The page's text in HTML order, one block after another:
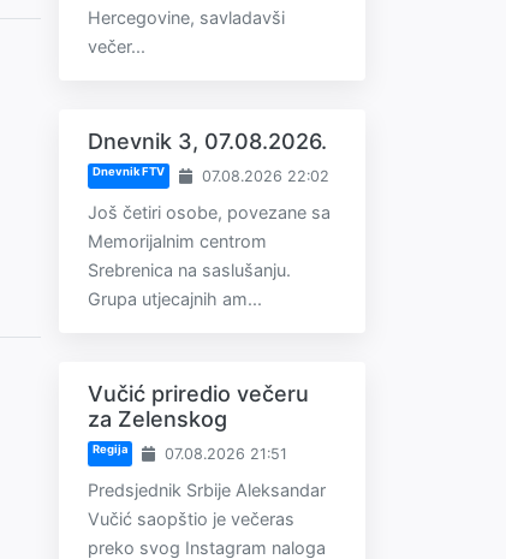
Hercegovine, savladavši
večer...
Dnevnik 3, 07.08.2026.
Dnevnik FTV 07.08.2026 22:02
Još četiri osobe, povezane sa
Memorijalnim centrom
Srebrenica na saslušanju.
Grupa utjecajnih am...
Vučić priredio večeru
za Zelenskog
Regija 07.08.2026 21:51
Predsjednik Srbije Aleksandar
Vučić saopštio je večeras
preko svog Instagram naloga